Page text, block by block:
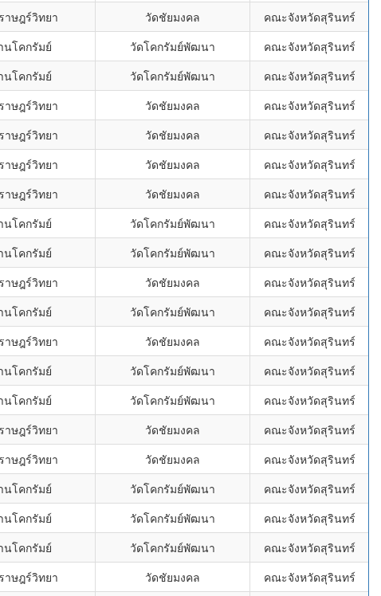
าษฎร์วิทยา วัดชัยมงคล
คณะจังหวัดสุรินทร์
นโคกรัมย์ วัดโคกรัมย์พัฒนา
คณะจังหวัดสุรินทร์
นโคกรัมย์ วัดโคกรัมย์พัฒนา
คณะจังหวัดสุรินทร์
าษฎร์วิทยา วัดชัยมงคล
คณะจังหวัดสุรินทร์
าษฎร์วิทยา วัดชัยมงคล
คณะจังหวัดสุรินทร์
าษฎร์วิทยา วัดชัยมงคล
คณะจังหวัดสุรินทร์
าษฎร์วิทยา วัดชัยมงคล
คณะจังหวัดสุรินทร์
นโคกรัมย์ วัดโคกรัมย์พัฒนา
คณะจังหวัดสุรินทร์
นโคกรัมย์ วัดโคกรัมย์พัฒนา
คณะจังหวัดสุรินทร์
าษฎร์วิทยา วัดชัยมงคล
คณะจังหวัดสุรินทร์
นโคกรัมย์ วัดโคกรัมย์พัฒนา
คณะจังหวัดสุรินทร์
าษฎร์วิทยา วัดชัยมงคล
คณะจังหวัดสุรินทร์
นโคกรัมย์ วัดโคกรัมย์พัฒนา
คณะจังหวัดสุรินทร์
นโคกรัมย์ วัดโคกรัมย์พัฒนา
คณะจังหวัดสุรินทร์
าษฎร์วิทยา วัดชัยมงคล
คณะจังหวัดสุรินทร์
าษฎร์วิทยา วัดชัยมงคล
คณะจังหวัดสุรินทร์
นโคกรัมย์ วัดโคกรัมย์พัฒนา
คณะจังหวัดสุรินทร์
นโคกรัมย์ วัดโคกรัมย์พัฒนา
คณะจังหวัดสุรินทร์
นโคกรัมย์ วัดโคกรัมย์พัฒนา
คณะจังหวัดสุรินทร์
าษฎร์วิทยา วัดชัยมงคล คณะจังหวัดสุรินทร์